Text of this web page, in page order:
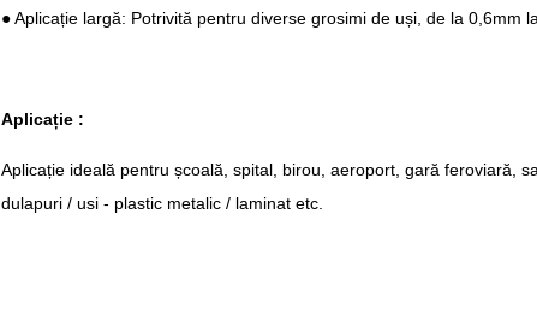
● Aplicație largă: Potrivită pentru diverse grosimi de uși, de la 0,6mm
Aplicație :
Aplicație ideală pentru școală, spital, birou, aeroport, gară feroviară,
dulapuri / usi - plastic metalic / laminat etc.